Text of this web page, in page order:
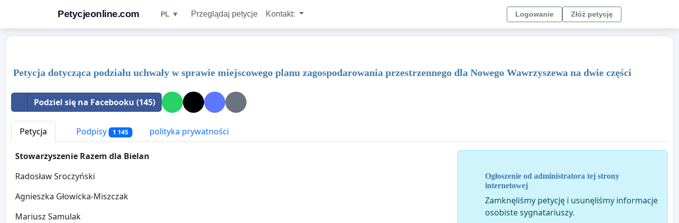
Petycjeonline.com PL ▼ Przeglądaj petycje Kontakt: Logowanie Złóż petycję
Petycja dotycząca podziału uchwały w sprawie miejscowego planu zagospodarowania przestrzennego dla Nowego Wawrzyszewa na dwie części
Podziel się na Facebooku (145)
Petycja Podpisy 1 145 polityka prywatności
Stowarzyszenie Razem dla Bielan
Radosław Sroczyński
Agnieszka Głowicka-Miszczak
Mariusz Samulak
Ogłoszenie od administratora tej strony
internetowej
Zamknęliśmy petycję i usunęliśmy informacje
osobiste sygnatariuszy.